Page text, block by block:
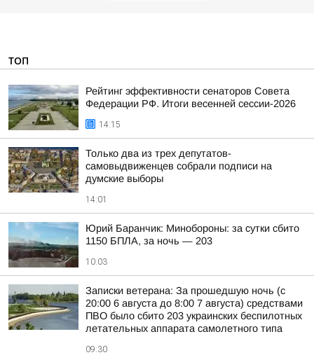
ТОП
Рейтинг эффективности сенаторов Совета
Федерации РФ. Итоги весенней сессии-2026
14:15
Только два из трех депутатов-
самовыдвиженцев собрали подписи на
думские выборы
14:01
Юрий Баранчик: Минобороны: за сутки сбито
1150 БПЛА, за ночь — 203
10:03
Записки ветерана: За прошедшую ночь (с
20:00 6 августа до 8:00 7 августа) средствами
ПВО было сбито 203 украинских беспилотных
летательных аппарата самолетного типа
09:30